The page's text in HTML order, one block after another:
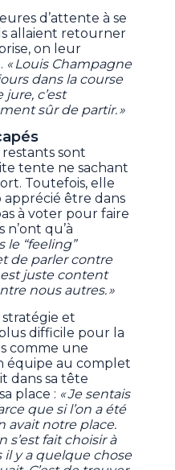
d’attente à se
allaient retourner
on leur
« Louis Champagne
dans la course
c’est
sûr de partir. »
sont
tente ne sachant
Toutefois, elle
être dans
à voter pour faire
qu’à
le “feeling”
de parler contre
est juste content
nous autres. »
stratégie et
difficile pour la
comme une
équipe au complet
dans sa tête
place : « Je sentais
que si l’on a été
avait notre place.
s’est fait choisir à
il y a quelque chose